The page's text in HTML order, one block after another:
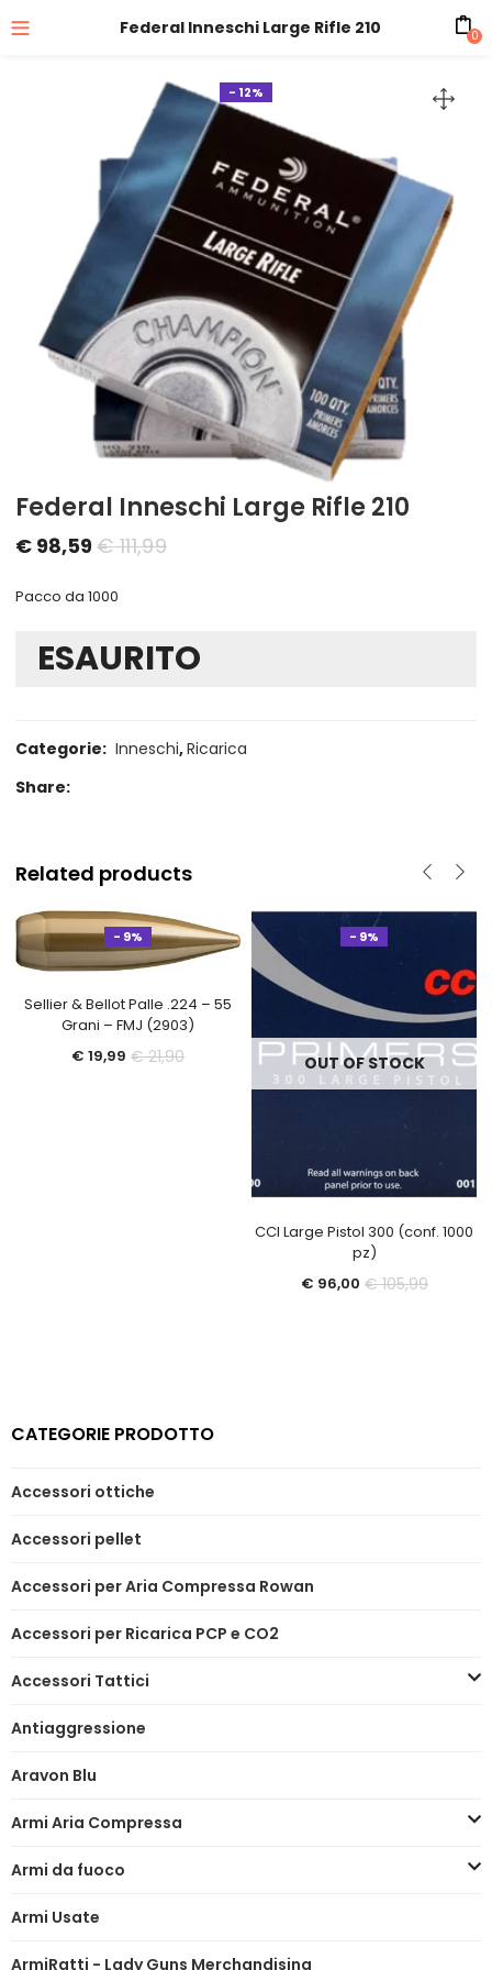
Federal Inneschi Large Rifle 210 0
- 12%
Federal Inneschi Large Rifle 210
€ 98,59Il
attuale
è:
€ 98,59.
€111,99Il
era:
€ 111,99.
Pacco da 1000
ESAURITO
Categorie: Inneschi,Ricarica
Share:
Related products
- 9%
Sellier & Bellot Palle .224 – 55
Grani – FMJ (2903)
€ 19,99 Il€21,90Il
- 9%
OUT OF STOCK
CCI Large Pistol 300 (conf. 1000
pz)
€ 96,00Il€105,99Il
CATEGORIE PRODOTTO
Accessori ottiche
Accessori pellet
Accessori per Aria Compressa Rowan
Accessori per Ricarica PCP e CO2
Accessori Tattici
Antiaggressione
Aravon Blu
Armi Aria Compressa
Armi da fuoco
Armi Usate
ArmiRatti - Lady Guns Merchandising